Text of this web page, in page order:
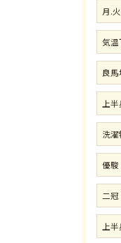
月.
気温
良馬
上
洗
優駿
二冠
上